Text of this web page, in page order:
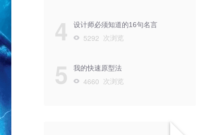
4 设计师必须知道的16句名言
5292 次浏览
5 我的快速原型法
4660 次浏览